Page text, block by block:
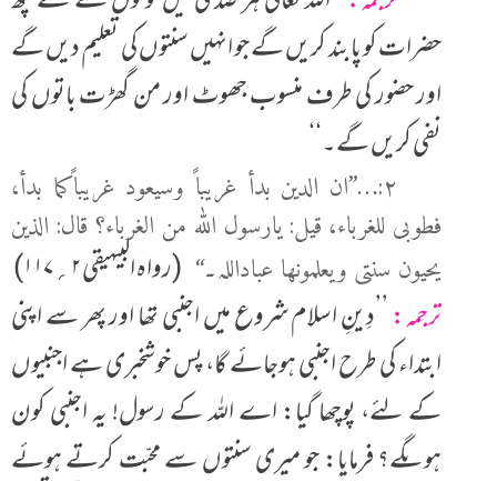
حضرات کو پابند کریں گے جو انہیں سنتوں کی تعلیم دیں گے
اور حضور کی طرف منسوب جھوٹ اور من گھڑت باتوں کی
نفی کریں گے۔‘‘
۲:…’’ان الدین بدأ غریباً وسیعود غریباًکما بدأ،
فطوبی للغرباء، قیل: یارسول اللہ من الغرباء؟ قال: الذین
یحیون سنتی ویعلمونھا عباداللہ۔‘‘ (رواہ البیہیقی ۲؍۱۱۷)
ترجمہ:’’دِینِ اسلام شروع میں اجنبی تھا اور پھر سے اپنی
ابتداء کی طرح اجنبی ہوجائے گا، پس خوشخبری ہے اجنبیوں
کے لئے، پوچھا گیا: اے اللہ کے رسول! یہ اجنبی کون
ہوںگے؟ فرمایا: جو میری سنتوں سے محبّت کرتے ہوئے